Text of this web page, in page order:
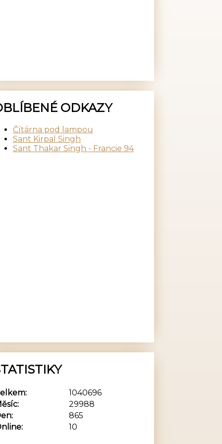
ODKAZY
Čítárna pod lampou
Sant Kirpal Singh
Sant Thakar Singh - Francie 94
10
1040696
29988
865